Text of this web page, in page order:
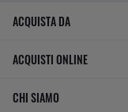
ACQUISTA DA
ACQUISTI ONLINE
CHI SIAMO